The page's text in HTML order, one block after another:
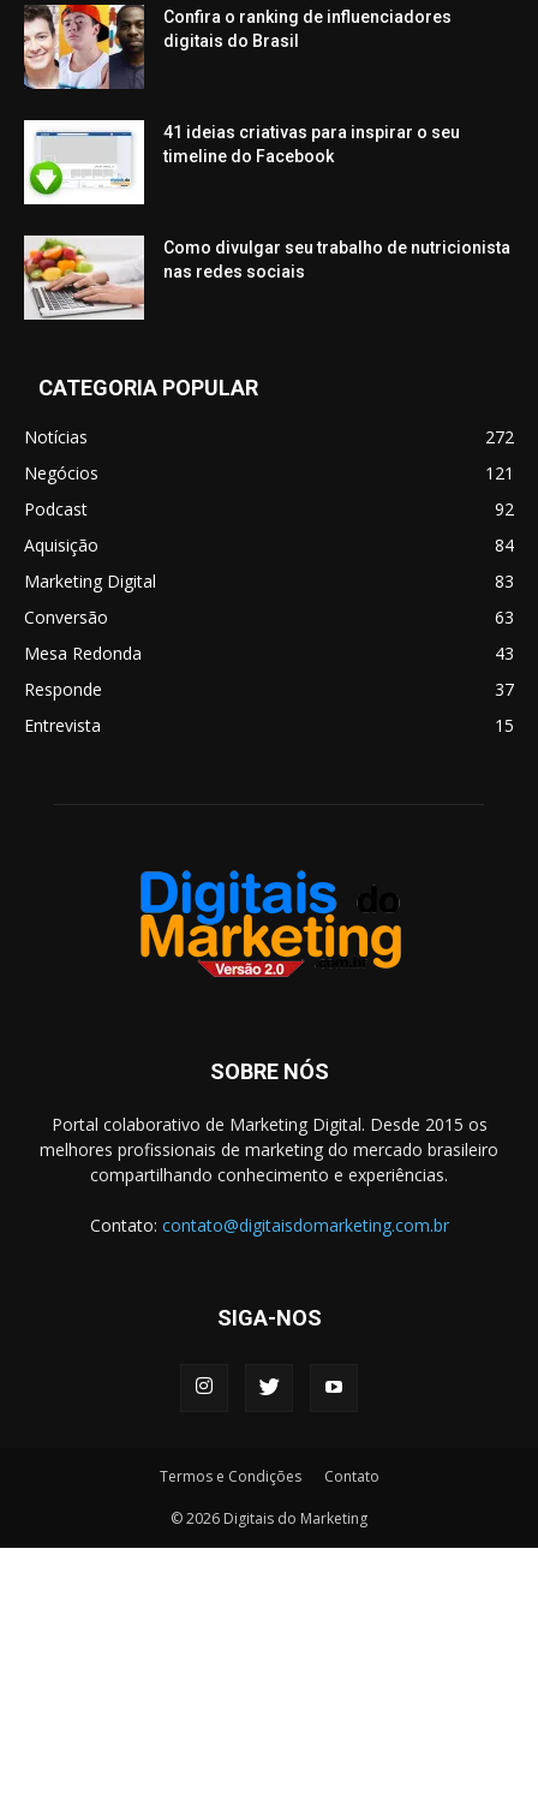
Confira o ranking de influenciadores
digitais do Brasil
41 ideias criativas para inspirar o seu
timeline do Facebook
Como divulgar seu trabalho de nutricionista
nas redes sociais
CATEGORIA POPULAR
Notícias
272
Negócios
121
Podcast
92
Aquisição
84
Marketing Digital
83
Conversão
63
Mesa Redonda
43
Responde
37
Entrevista
15
SOBRE NÓS
Portal colaborativo de Marketing Digital. Desde 2015 os
melhores profissionais de marketing do mercado brasileiro
compartilhando conhecimento e experiências.
Contato: contato@digitaisdomarketing.com.br
SIGA-NOS
Termos e Condições Contato
© 2026 Digitais do Marketing